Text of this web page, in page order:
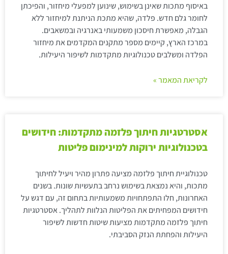
באיסוף מתכות שאינן בשימוש, שינוען למפעלי מיחזור, והפיכתן
לחומר גלם חדש. פלדה, שהיא מתכת הניתנת למיחזור ללא
הגבלה, מאפשרת חיסכון משמעותי באנרגיה ובמשאבים.
במרכז הארץ, קיימים מספר מתקנים המקדמים את מיחזור
הפלדה ומשלבים טכנולוגיות מתקדמות לשיפור היעילות.
לקריאת המאמר »
אסטרטגיות חיתוך פלזמה מתקדמות: חידושים
בטכנולוגיות ירוקות למינימום פליטות
טכנולוגיית חיתוך פלזמה מציעה פתרון מהיר ויעיל לחיתוך
מתכות, והיא נמצאת בשימוש נרחב בתעשיות שונות. בשנים
האחרונות, חלו התפתחויות משמעותיות בתחום זה, עם דגש על
חידושים המפחיתים את הפליטות הנלוות לתהליך. אסטרטגיות
חיתוך פלזמה מתקדמות מציעות שיטות חדשות לשיפור
היעילות והפחתת הנזק הסביבתי.